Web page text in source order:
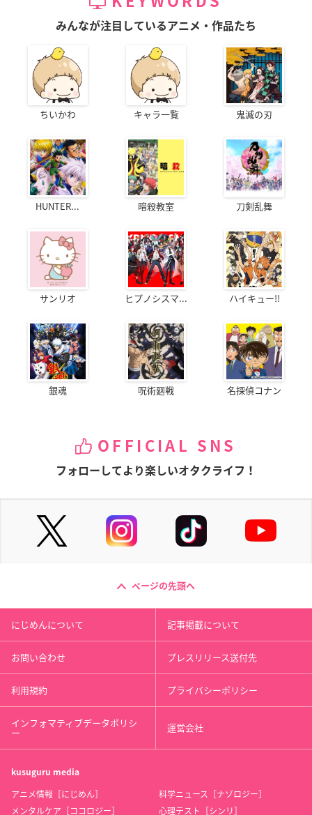
みんなが注目しているアニメ・作品たち
ちいかわ キャラ一覧 鬼滅の刃
HUNTER... 暗殺教室 刀剣乱舞
サンリオ ヒプノシスマ... ハイキュー!!
銀魂 呪術廻戦 名探偵コナン
OFFICIAL SNS
フォローしてより楽しいオタクライフ！
ページの先頭へ
にじめんについて 記事掲載について
お問い合わせ プレスリリース送付先
利用規約 プライバシーポリシー
インフォマティブデータポリシ
ー 運営会社
kusuguru media
アニメ情報［にじめん］
科学ニュース［ナゾロジー］
メンタルケア［ココロジー］
心理テスト［シンリ］